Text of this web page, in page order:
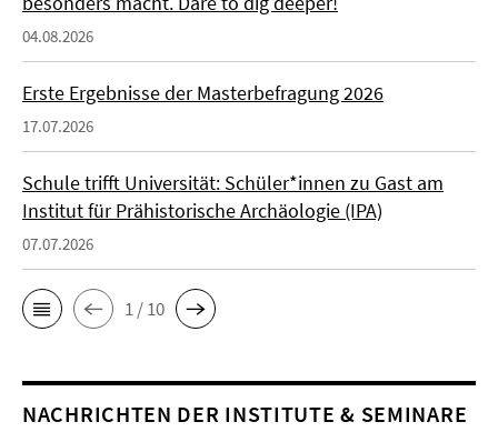
04.08.2026
Erste Ergebnisse der Masterbefragung 2026
17.07.2026
Schule trifft Universität: Schüler*innen zu Gast am
Institut für Prähistorische Archäologie (IPA)
07.07.2026
1 / 10
NACHRICHTEN DER INSTITUTE & SEMINARE